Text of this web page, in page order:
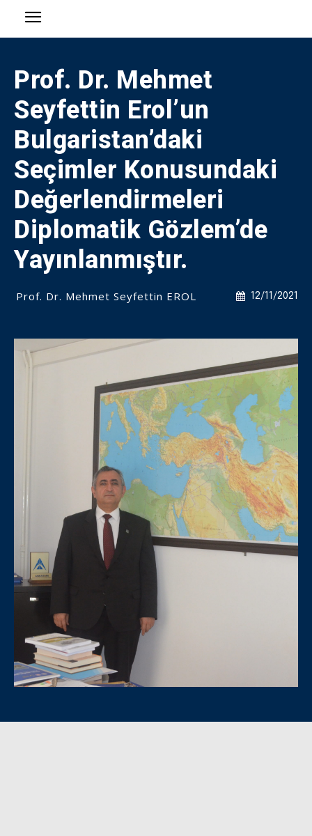
Prof. Dr. Mehmet
Seyfettin Erol’un
Bulgaristan’daki
Seçimler Konusundaki
Değerlendirmeleri
Diplomatik Gözlem’de
Yayınlanmıştır.
12/11/2021
Prof. Dr. Mehmet Seyfettin EROL